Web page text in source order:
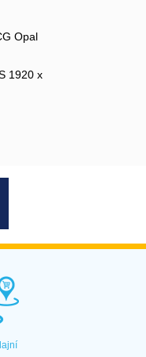
Opal
1920 x